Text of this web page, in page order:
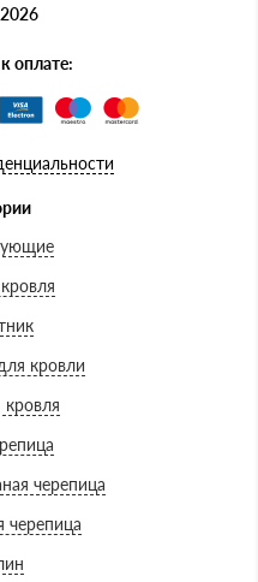
оплате:
кровли
кровля
черепица
черепица